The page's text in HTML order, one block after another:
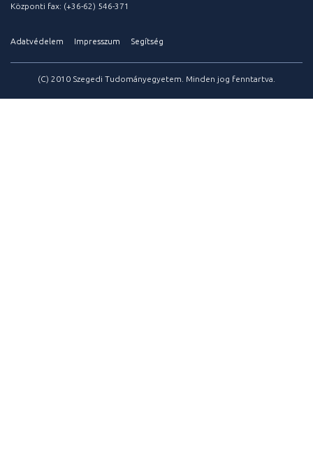
Központi fax: (+36-62) 546-371
Adatvédelem Impresszum Segítség
(C) 2010 Szegedi Tudományegyetem. Minden jog fenntartva.